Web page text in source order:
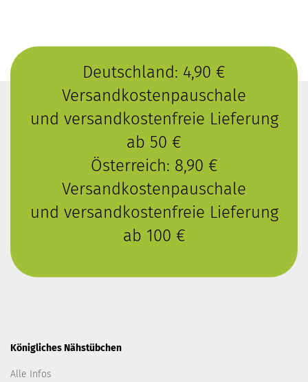
Deutschland: 4,90 €
Versandkostenpauschale
und versandkostenfreie Lieferung
ab 50 €
Österreich: 8,90 €
Versandkostenpauschale
und versandkostenfreie Lieferung
ab 100 €
Königliches Nähstübchen
Alle Infos